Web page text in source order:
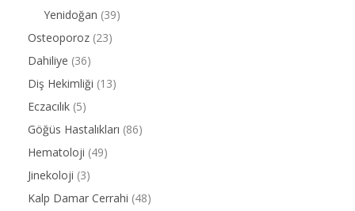
Yenidoğan (39)
Osteoporoz (23)
Dahiliye (36)
Diş Hekimliği (13)
Eczacılık (5)
Göğüs Hastalıkları (86)
Hematoloji (49)
Jinekoloji (3)
Kalp Damar Cerrahi (48)